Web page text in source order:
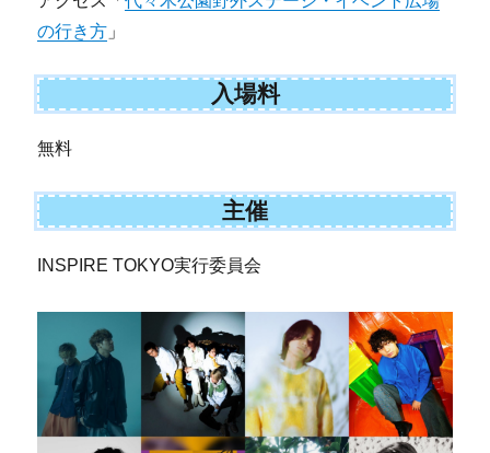
の行き方 」
入場料
無料
主催
INSPIRE TOKYO実行委員会